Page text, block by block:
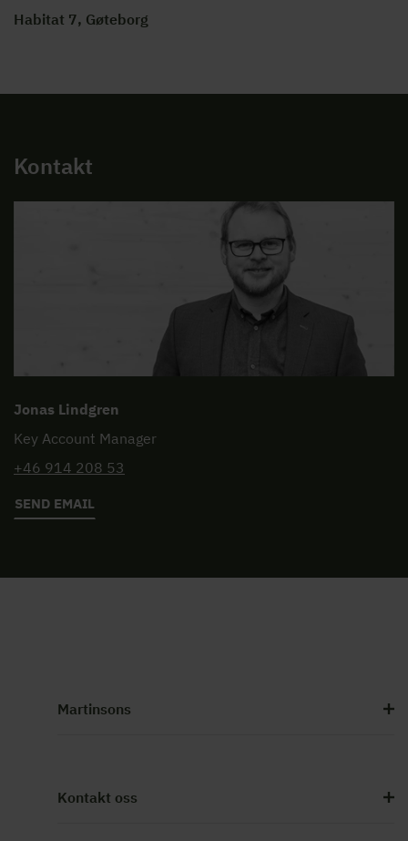
Habitat 7, Gøteborg
Kontakt
Jonas Lindgren
Key Account Manager
+46 914 208 53
SEND EMAIL
Martinsons
Kontakt oss